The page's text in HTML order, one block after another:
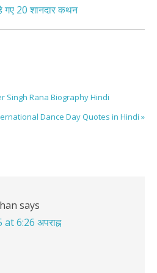
गए 20 शानदार कथन
Singh Rana Biography Hindi
Dance Day Quotes in Hindi »
says
6:26 अपराह्न